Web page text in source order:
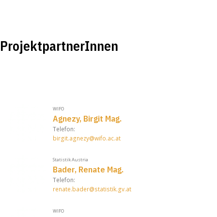
ProjektpartnerInnen
WIFO
Agnezy, Birgit Mag.
Telefon:
birgit.agnezy@wifo.ac.at
Statistik Austria
Bader, Renate Mag.
Telefon:
renate.bader@statistik.gv.at
WIFO